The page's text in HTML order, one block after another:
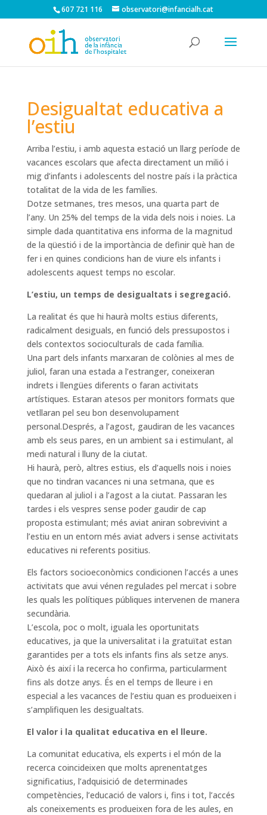
607 721 116 observatori@infancialh.cat
Desigualtat educativa a
l’estiu
Arriba l’estiu, i amb aquesta estació un llarg període de
vacances escolars que afecta directament un milió i
mig d’infants i adolescents del nostre país i la pràctica
totalitat de la vida de les famílies.
Dotze setmanes, tres mesos, una quarta part de
l’any. Un 25% del temps de la vida dels nois i noies. La
simple dada quantitativa ens informa de la magnitud
de la qüestió i de la importància de definir què han de
fer i en quines condicions han de viure els infants i
adolescents aquest temps no escolar.
L’estiu, un temps de desigualtats i segregació.
La realitat és que hi haurà molts estius diferents,
radicalment desiguals, en funció dels pressupostos i
dels contextos socioculturals de cada família.
Una part dels infants marxaran de colònies al mes de
juliol, faran una estada a l’estranger, coneixeran
indrets i llengües diferents o faran activitats
artístiques. Estaran atesos per monitors formats que
vetllaran pel seu bon desenvolupament
personal.Després, a l’agost, gaudiran de les vacances
amb els seus pares, en un ambient sa i estimulant, al
medi natural i lluny de la ciutat.
Hi haurà, però, altres estius, els d’aquells nois i noies
que no tindran vacances ni una setmana, que es
quedaran al juliol i a l’agost a la ciutat. Passaran les
tardes i els vespres sense poder gaudir de cap
proposta estimulant; més aviat aniran sobrevivint a
l’estiu en un entorn més aviat advers i sense activitats
educatives ni referents positius.
Els factors socioeconòmics condicionen l’accés a unes
activitats que avui vénen regulades pel mercat i sobre
les quals les polítiques públiques intervenen de manera
secundària.
L’escola, poc o molt, iguala les oportunitats
educatives, ja que la universalitat i la gratuïtat estan
garantides per a tots els infants fins als setze anys.
Això és així i la recerca ho confirma, particularment
fins als dotze anys. És en el temps de lleure i en
especial a les vacances de l’estiu quan es produeixen i
s’amplifiquen les desigualtats.
El valor i la qualitat educativa en el lleure.
La comunitat educativa, els experts i el món de la
recerca coincideixen que molts aprenentatges
significatius, l’adquisició de determinades
competències, l’educació de valors i, fins i tot, l’accés
als coneixements es produeixen fora de les aules, en